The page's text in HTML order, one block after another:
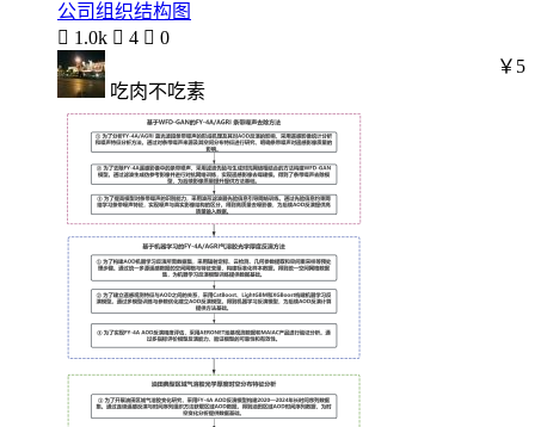
公司组织结构图
 1.0k  4  0
吃肉不吃素
￥5